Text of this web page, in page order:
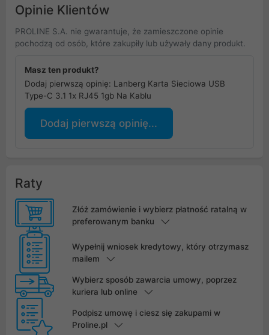
Opinie Klientów
PROLINE S.A. nie gwarantuje, że zamieszczone opinie
pochodzą od osób, które zakupiły lub używały dany produkt.
Masz ten produkt?
Dodaj pierwszą opinię: Lanberg Karta Sieciowa USB
Type-C 3.1 1x RJ45 1gb Na Kablu
Dodaj pierwszą opinię...
Raty
Złóż zamówienie i wybierz płatność ratalną w
preferowanym banku
Wypełnij wniosek kredytowy, który otrzymasz
mailem
Wybierz sposób zawarcia umowy, poprzez
kuriera lub online
Podpisz umowę i ciesz się zakupami w
Proline.pl